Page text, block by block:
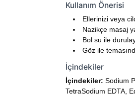
Kullanım Önerisi
Ellerinizi veya
Nazikçe masaj
Bol su ile
Göz ile
İçindekiler
İçindekiler: Sodium
TetraSodium EDTA,